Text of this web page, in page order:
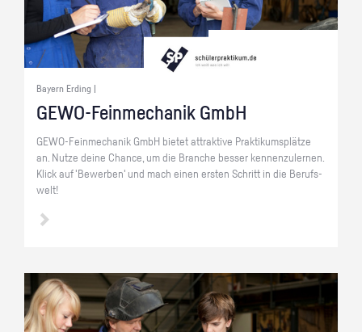
Bayern Erding |
GE­WO-Fein­me­cha­nik GmbH
GE­WO-Fein­me­cha­nik GmbH bie­tet at­trak­ti­ve Prak­ti­kums­plät­ze
an. Nutze deine Chan­ce, um die Bran­che bes­ser ken­nen­zu­ler­nen.
Klick auf 'Be­wer­ben' und mach einen ers­ten Schritt in die Be­rufs­
welt!